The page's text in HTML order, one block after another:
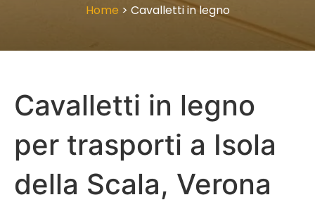
Home > Cavalletti in legno
Cavalletti in legno
per trasporti a Isola
della Scala, Verona